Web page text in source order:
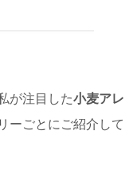
が注目した小麦アレ
ーごとにご紹介して